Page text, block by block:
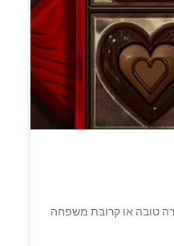
טובה או קרובת משפחה